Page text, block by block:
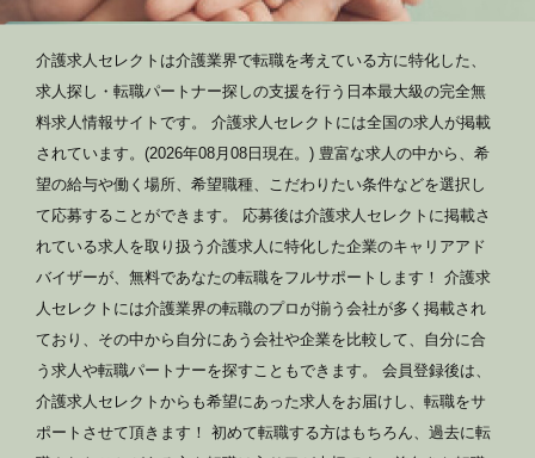
介護求人セレクトは介護業界で転職を考えている方に特化した、
求人探し・転職パートナー探しの支援を行う日本最大級の完全無
料求人情報サイトです。 介護求人セレクトには全国の求人が掲載
されています。(2026年08月08日現在。) 豊富な求人の中から、希
望の給与や働く場所、希望職種、こだわりたい条件などを選択し
て応募することができます。 応募後は介護求人セレクトに掲載さ
れている求人を取り扱う介護求人に特化した企業のキャリアアド
バイザーが、無料であなたの転職をフルサポートします！ 介護求
人セレクトには介護業界の転職のプロが揃う会社が多く掲載され
ており、その中から自分にあう会社や企業を比較して、自分に合
う求人や転職パートナーを探すこともできます。 会員登録後は、
介護求人セレクトからも希望にあった求人をお届けし、転職をサ
ポートさせて頂きます！ 初めて転職する方はもちろん、過去に転